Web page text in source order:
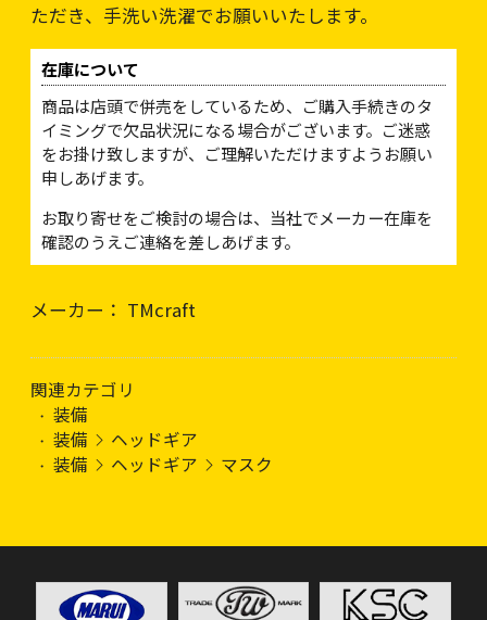
ただき、手洗い洗濯でお願いいたします。
在庫について
商品は店頭で併売をしているため、ご購入手続きのタ
イミングで欠品状況になる場合がございます。ご迷惑
をお掛け致しますが、ご理解いただけますようお願い
申しあげます。
お取り寄せをご検討の場合は、当社でメーカー在庫を
確認のうえご連絡を差しあげます。
メーカー： TMcraft
関連カテゴリ
装備
装備
ヘッドギア
装備
ヘッドギア マスク